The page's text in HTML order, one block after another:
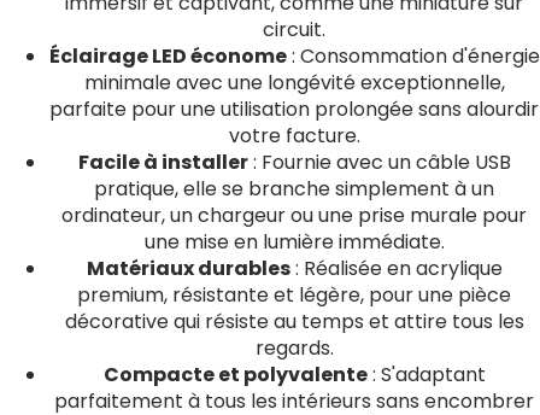
circuit.
Éclairage LED économe: Consommation d'énergie
minimale avec une longévité exceptionnelle,
parfaite pour une utilisation prolongée sans alourdir
votre facture.
Facile à installer: Fournie avec un câble USB
pratique, elle se branche simplement à un
ordinateur, un chargeur ou une prise murale pour
une mise en lumière immédiate.
Matériaux durables: Réalisée en acrylique
premium, résistante et légère, pour une pièce
décorative qui résiste au temps et attire tous les
regards.
Compacte et polyvalente: S'adaptant
parfaitement à tous les intérieurs sans encombrer